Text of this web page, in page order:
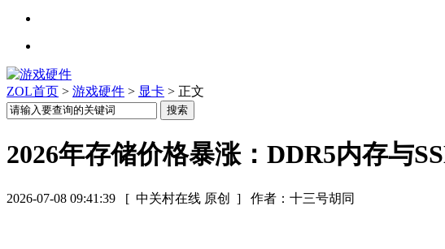
ZOL首页 > 游戏硬件 > 显卡 > 正文
2026年存储价格暴涨：DDR5内存与
2026-07-08 09:41:39 [ 中关村在线 原创 ] 作者：十三号胡同